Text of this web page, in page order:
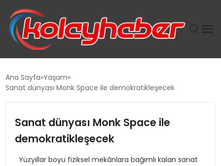
TANYER YAPI ZEMIN MÜHENDISLIĞINDE HEDEF
Ana Sayfa Yaşam
Sanat dünyası Monk Space ile demokratikleşecek
Sanat dünyası Monk Space ile
demokratikleşecek
Yüzyıllar boyu fiziksel mekânlara bağımlı kalan sanat